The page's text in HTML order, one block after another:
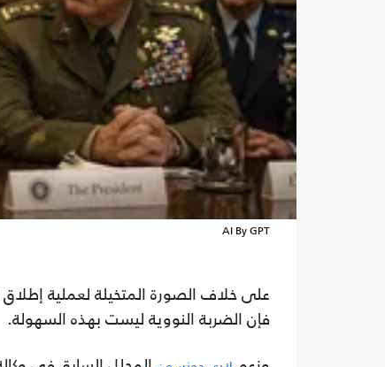
AI By GPT
على خلاف الصورة المتخيلة لعملية
فإن الضربة النووية ليست بهذه السهولة.